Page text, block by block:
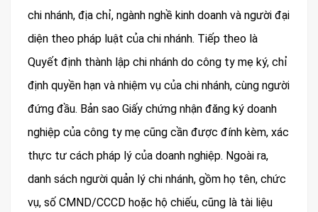
chi nhánh, địa chỉ, ngành nghề kinh doanh và người đại
diện theo pháp luật của chi nhánh. Tiếp theo là
Quyết định thành lập chi nhánh do công ty mẹ ký, chỉ
định quyền hạn và nhiệm vụ của chi nhánh, cùng người
đứng đầu. Bản sao Giấy chứng nhận đăng ký doanh
nghiệp của công ty mẹ cũng cần được đính kèm, xác
thực tư cách pháp lý của doanh nghiệp. Ngoài ra,
danh sách người quản lý chi nhánh, gồm họ tên, chức
vụ, số CMND/CCCD hoặc hộ chiếu, cũng là tài liệu